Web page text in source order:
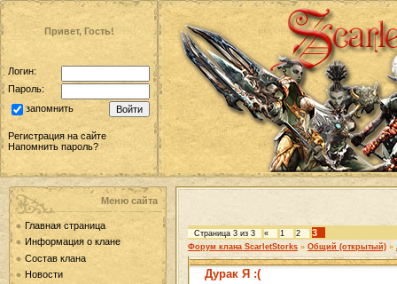
Привет, Гость!
Логин:
Пароль:
запомнить
Регистрация на сайте
Напомнить пароль?
Меню сайта
Главная страница
Информация о клане
Состав клана
Новости
Страница 3 из 3 « 1 2 3
Форум клана ScarletStorks » Общий (открытый) »
Дурак Я :(